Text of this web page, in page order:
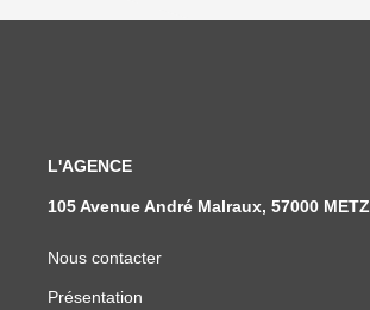
L'AGENCE
105 Avenue André Malraux, 57000 METZ
Nous contacter
Présentation